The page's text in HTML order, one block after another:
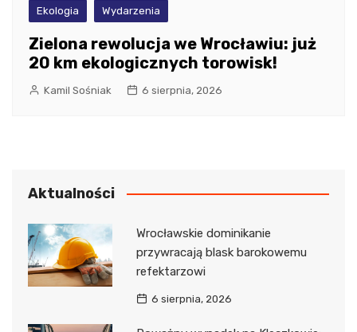
Ekologia Wydarzenia
Zielona rewolucja we Wrocławiu: już
20 km ekologicznych torowisk!
Kamil Sośniak 6 sierpnia, 2026
Aktualności
Wrocławskie dominikanie
przywracają blask barokowemu
refektarzowi
6 sierpnia, 2026